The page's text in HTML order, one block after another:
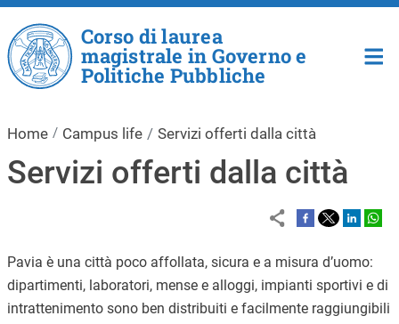
Salta al contenuto principale
Corso di laurea
magistrale in Governo e
Politiche Pubbliche
Home Campus life Servizi offerti dalla città
Servizi offerti dalla città
Pavia è una città poco affollata, sicura e a misura d’uomo:
dipartimenti, laboratori, mense e alloggi, impianti sportivi e di
intrattenimento sono ben distribuiti e facilmente raggiungibili